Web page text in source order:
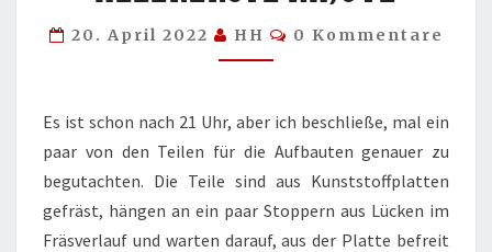
20. April 2022 HH Kommentare
0 Kommentare
Es ist schon nach 21 Uhr, aber ich beschließe, mal ein
paar von den Teilen für die Aufbauten genauer zu
begutachten. Die Teile sind aus Kunststoffplatten
gefräst, hängen an ein paar Stoppern aus Lücken im
Fräsverlauf und warten darauf, aus der Platte befreit